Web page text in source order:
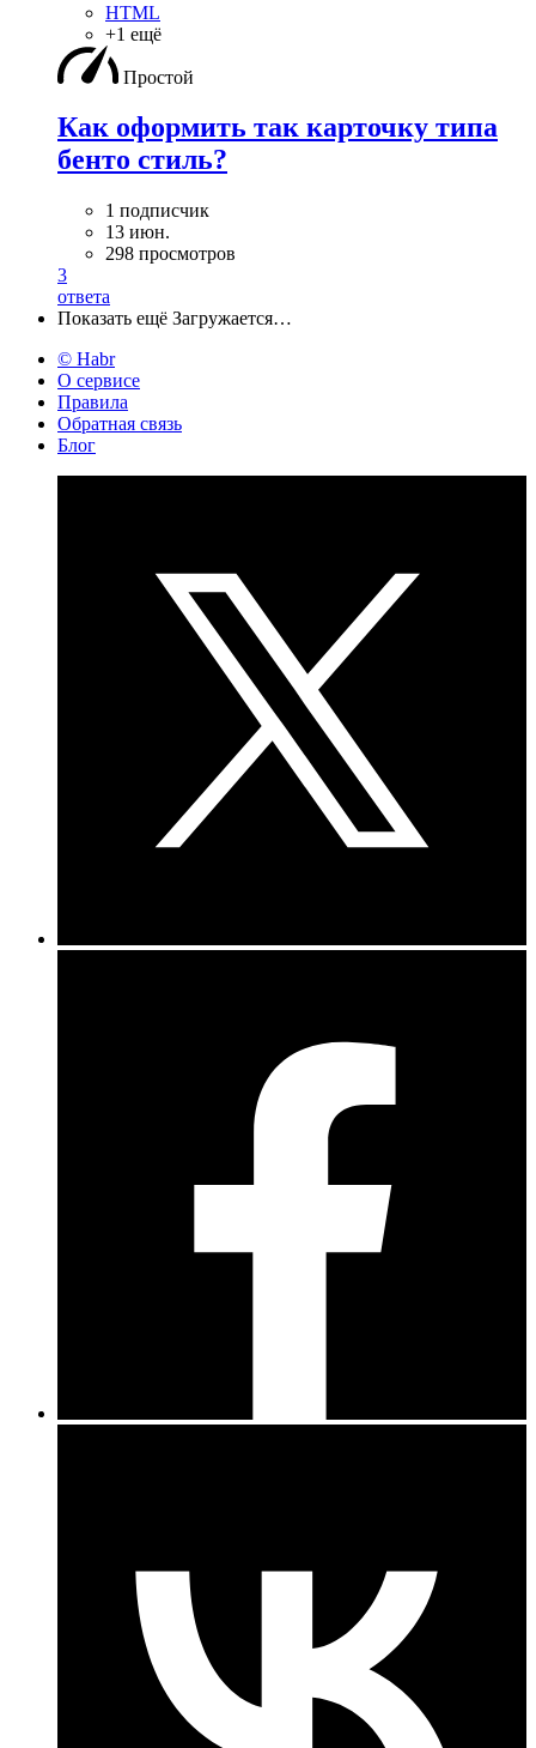
HTML
+1 ещё
Простой
Как оформить так карточку типа
бенто стиль?
1 подписчик
13 июн.
298 просмотров
3
ответа
Показать ещё Загружается…
© Habr
О сервисе
Правила
Обратная связь
Блог